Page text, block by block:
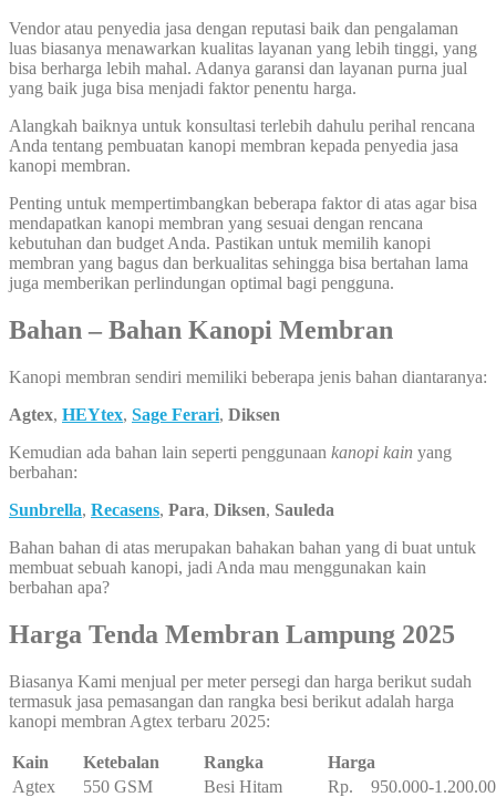
Vendor atau penyedia jasa dengan reputasi baik dan pengalaman
luas biasanya menawarkan kualitas layanan yang lebih tinggi, yang
bisa berharga lebih mahal. Adanya garansi dan layanan purna jual
yang baik juga bisa menjadi faktor penentu harga.
Alangkah baiknya untuk konsultasi terlebih dahulu perihal rencana
Anda tentang pembuatan kanopi membran kepada penyedia jasa
kanopi membran.
Penting untuk mempertimbangkan beberapa faktor di atas agar bisa
mendapatkan kanopi membran yang sesuai dengan rencana
kebutuhan dan budget Anda. Pastikan untuk memilih kanopi
membran yang bagus dan berkualitas sehingga bisa bertahan lama
juga memberikan perlindungan optimal bagi pengguna.
Bahan – Bahan Kanopi Membran
Kanopi membran sendiri memiliki beberapa jenis bahan diantaranya:
Agtex, HEYtex, Sage Ferari, Diksen
Kemudian ada bahan lain seperti penggunaan kanopi kain yang
berbahan:
Sunbrella, Recasens, Para, Diksen, Sauleda
Bahan bahan di atas merupakan bahakan bahan yang di buat untuk
membuat sebuah kanopi, jadi Anda mau menggunakan kain
berbahan apa?
Harga Tenda Membran Lampung 2025
Biasanya Kami menjual per meter persegi dan harga berikut sudah
termasuk jasa pemasangan dan rangka besi berikut adalah harga
kanopi membran Agtex terbaru 2025:
Kain Ketebalan Rangka
Harga
Agtex
550 GSM Besi Hitam
Rp. 950.000-